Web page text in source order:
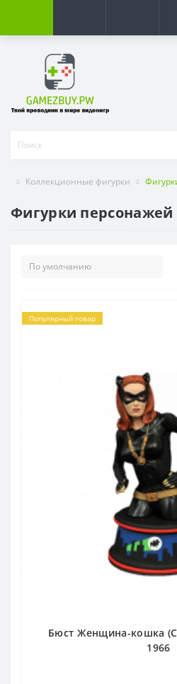
Коллекционные фигурки
Фигурки персонажей
Популярный товар
Бюст Женщина-кошка
1966